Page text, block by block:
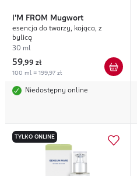
I'M FROM Mugwort
esencja do twarzy, kojąca, z
bylicą
30 ml
59,99 zł
100 ml = 199,97 zł
Niedostępny online
TYLKO ONLINE